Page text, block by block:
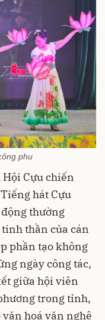
phu
Hội Cựu chiến
hát Cựu
thường
thần của cán
phần tạo không
ngày công tác,
giữa hội viên
trong tỉnh,
hoá văn nghệ